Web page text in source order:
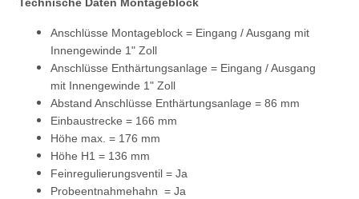
Anschlüsse Montageblock = Eingang / Ausgang mit
Innengewinde 1" Zoll
Anschlüsse Enthärtungsanlage = Eingang / Ausgang
mit Innengewinde 1" Zoll
Abstand Anschlüsse Enthärtungsanlage = 86 mm
Einbaustrecke = 166 mm
Höhe max. = 176 mm
Höhe H1 = 136 mm
Feinregulierungsventil = Ja
Probeentnahmehahn = Ja